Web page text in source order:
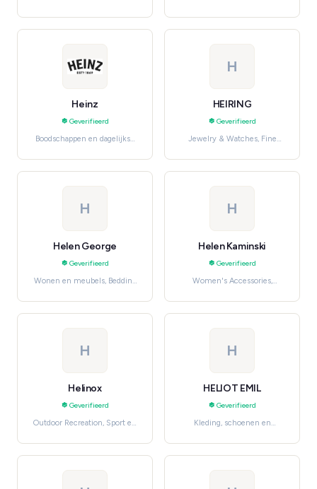
Wonen en meubels
Heinz
Geverifieerd
Boodschappen en dagelijkse
Staples
H
HEIRING
Geverifieerd
Jewelry & Watches, Fine
H
Helen George
Geverifieerd
Wonen en meubels, Bedding
H
Helen Kaminski
Geverifieerd
Women's Accessories,
H
Helinox
Geverifieerd
Outdoor Recreation, Sport en
H
HELIOT EMIL
Geverifieerd
Kleding, schoenen en
Designer